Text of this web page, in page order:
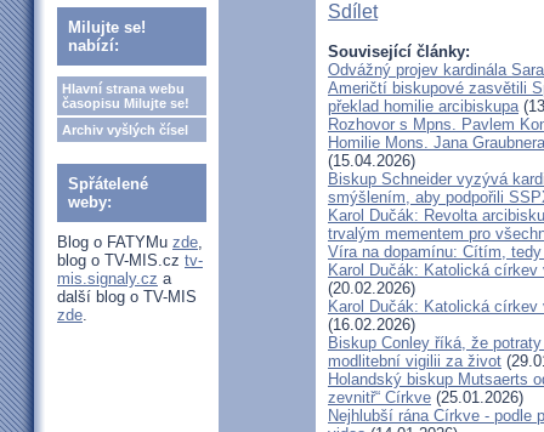
Milujte se!
nabízí:
Hlavní strana webu
časopisu Milujte se!
Archiv vyšlých čísel
Spřátelené
weby:
Blog o FATYMu zde,
blog o TV-MIS.cz tv-
mis.signaly.cz a
další blog o TV-MIS
zde.
Sdílet
Související články:
Odvážný projev kardinála
Američtí biskupové zasvětili
překlad homilie arcibiskupa
Rozhovor s Mpns. Pavlem
Homilie Mons. Jana
(15.04.2026)
Biskup Schneider vyzývá
smýšlením, aby podpořili
Karol Dučák: Revolta
trvalým mementem pro
Víra na dopamínu: Cítím,
Karol Dučák: Katolická
(20.02.2026)
Karol Dučák: Katolická
(16.02.2026)
Biskup Conley říká, že
modlitební vigilii za život
Holandský biskup Mutsaerts
zevnitř“ Církve (25.01.2026)
Nejhlubší rána Církve - podle